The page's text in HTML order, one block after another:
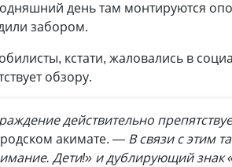
день там монтируются
забором.
кстати, жаловались в
обзору.
действительно
акимате. — В связи с этим
Дети!» и дублирующий знак